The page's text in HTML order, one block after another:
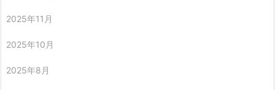
2025年11月
2025年10月
2025年8月